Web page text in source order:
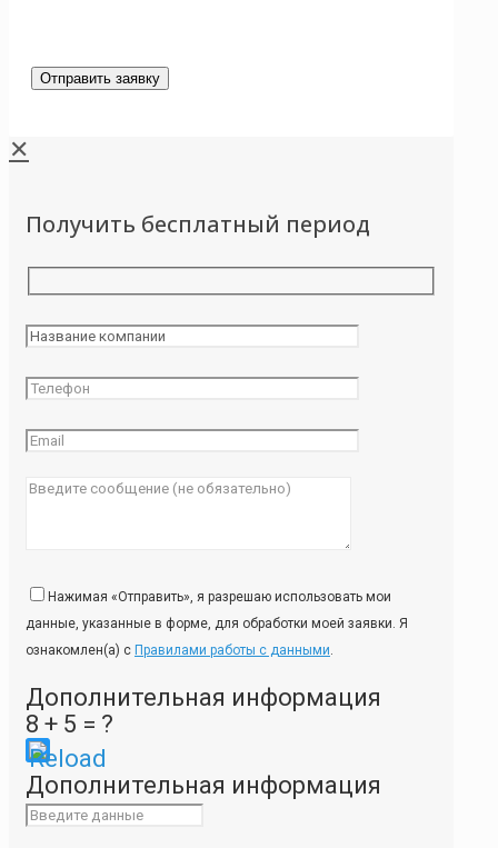
✕
Получить бесплатный период
Нажимая «Отправить», я разрешаю использовать мои
данные, указанные в форме, для обработки моей заявки. Я
ознакомлен(а) с Правилами работы с данными.
Дополнительная информация
8 + 5 = ?
Please
enter
Дополнительная информация